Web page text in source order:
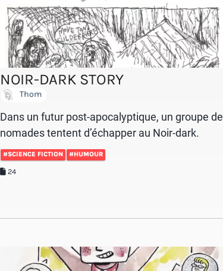
NOIR-DARK STORY
Thom
Dans un futur post-apocalyptique, un groupe de
nomades tentent d’échapper au Noir-dark.
#SCIENCE FICTION #HUMOUR
24